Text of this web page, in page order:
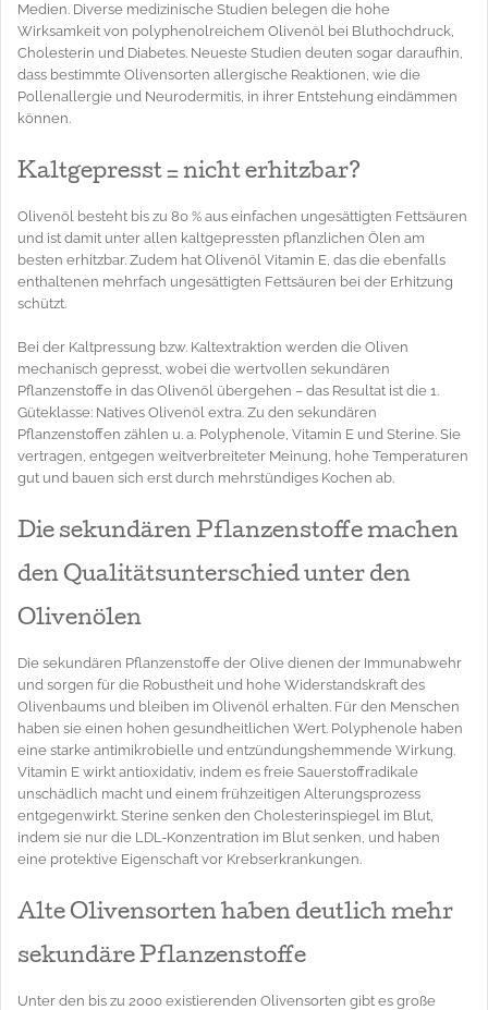
Medien. Diverse medizinische Studien belegen die hohe
Wirksamkeit von polyphenolreichem Olivenöl bei Bluthochdruck,
Cholesterin und Diabetes. Neueste Studien deuten sogar daraufhin,
dass bestimmte Olivensorten allergische Reaktionen, wie die
Pollenallergie und Neurodermitis, in ihrer Entstehung eindämmen
können.
Kaltgepresst = nicht erhitzbar?
Olivenöl besteht bis zu 80 % aus einfachen ungesättigten Fettsäuren
und ist damit unter allen kaltgepressten pflanzlichen Ölen am
besten erhitzbar. Zudem hat Olivenöl Vitamin E, das die ebenfalls
enthaltenen mehrfach ungesättigten Fettsäuren bei der Erhitzung
schützt.
Bei der Kaltpressung bzw. Kaltextraktion werden die Oliven
mechanisch gepresst, wobei die wertvollen sekundären
Pflanzenstoffe in das Olivenöl übergehen – das Resultat ist die 1.
Güteklasse: Natives Olivenöl extra. Zu den sekundären
Pflanzenstoffen zählen u. a. Polyphenole, Vitamin E und Sterine. Sie
vertragen, entgegen weitverbreiteter Meinung, hohe Temperaturen
gut und bauen sich erst durch mehrstündiges Kochen ab.
Die sekundären Pflanzenstoffe machen
den Qualitätsunterschied unter den
Olivenölen
Die sekundären Pflanzenstoffe der Olive dienen der Immunabwehr
und sorgen für die Robustheit und hohe Widerstandskraft des
Olivenbaums und bleiben im Olivenöl erhalten. Für den Menschen
haben sie einen hohen gesundheitlichen Wert. Polyphenole haben
eine starke antimikrobielle und entzündungshemmende Wirkung.
Vitamin E wirkt antioxidativ, indem es freie Sauerstoffradikale
unschädlich macht und einem frühzeitigen Alterungsprozess
entgegenwirkt. Sterine senken den Cholesterinspiegel im Blut,
indem sie nur die LDL-Konzentration im Blut senken, und haben
eine protektive Eigenschaft vor Krebserkrankungen.
Alte Olivensorten haben deutlich mehr
sekundäre Pflanzenstoffe
Unter den bis zu 2000 existierenden Olivensorten gibt es große